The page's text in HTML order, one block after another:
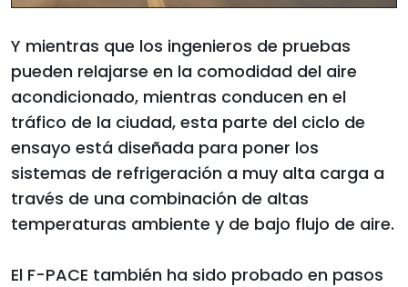
Y mientras que los ingenieros de pruebas
pueden relajarse en la comodidad del aire
acondicionado, mientras conducen en el
tráfico de la ciudad, esta parte del ciclo de
ensayo está diseñada para poner los
sistemas de refrigeración a muy alta carga a
través de una combinación de altas
temperaturas ambiente y de bajo flujo de aire.
El F-PACE también ha sido probado en pasos